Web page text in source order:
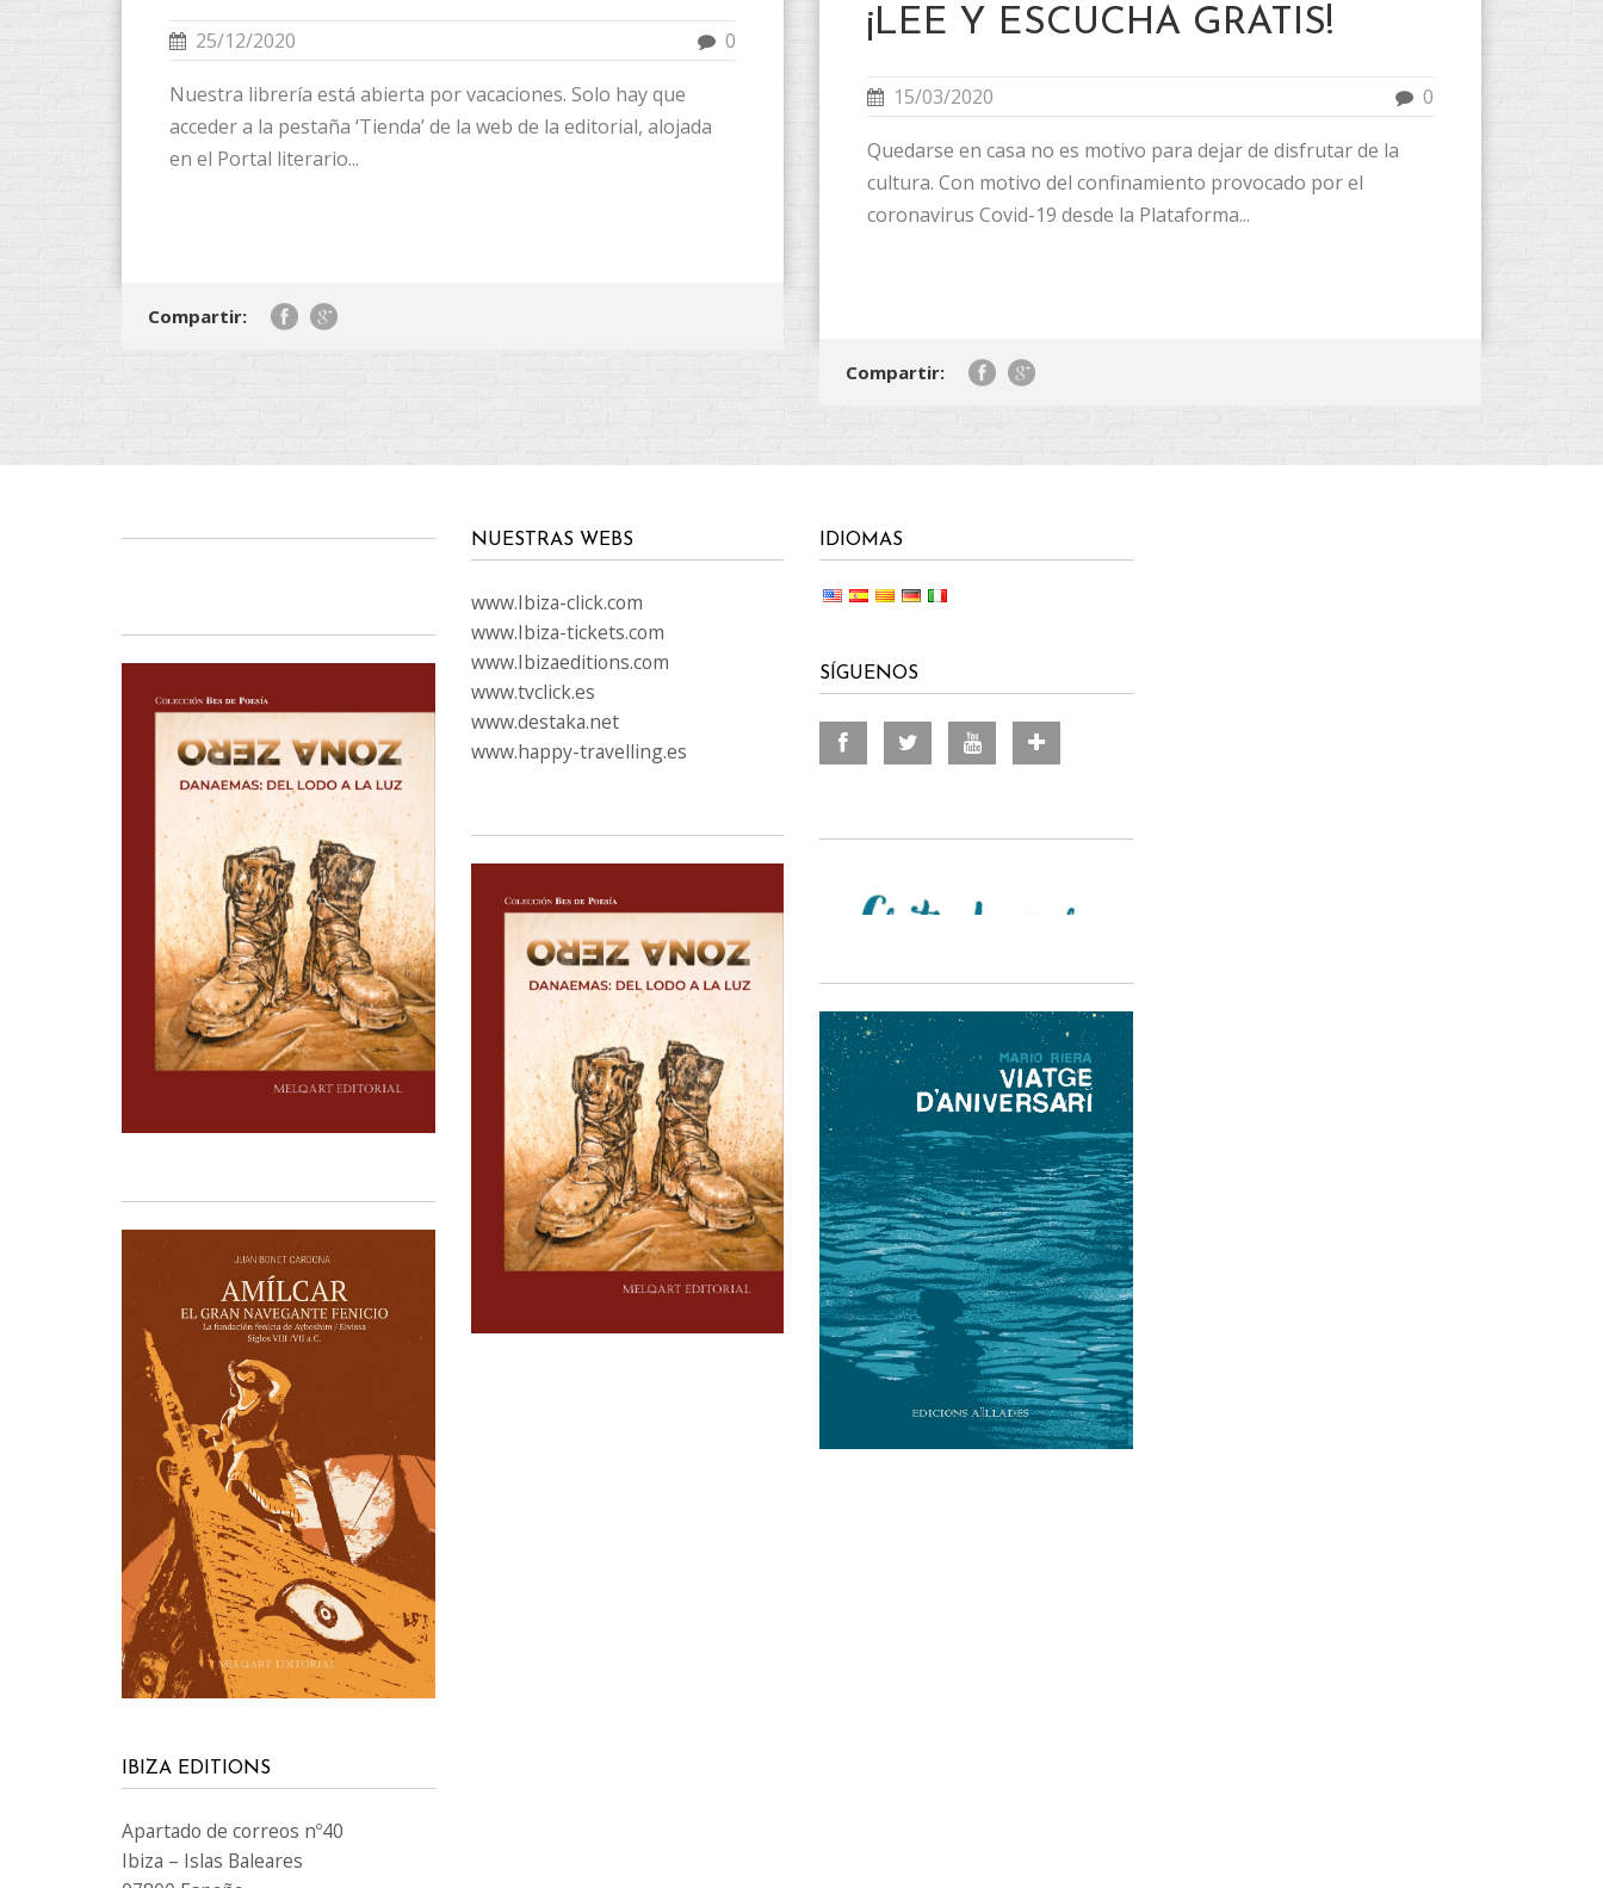
25/12/2020 0
Nuestra librería está abierta por vacaciones. Solo hay que
acceder a la pestaña ‘Tienda’ de la web de la editorial, alojada
en el Portal literario...
Compartir:
¡LEE Y ESCUCHA GRATIS!
15/03/2020 0
Quedarse en casa no es motivo para dejar de disfrutar de la
cultura. Con motivo del confinamiento provocado por el
coronavirus Covid-19 desde la Plataforma...
Compartir:
IBIZA EDITIONS
Apartado de correos nº40
Ibiza – Islas Baleares
NUESTRAS WEBS
www.Ibiza-click.com
www.Ibiza-tickets.com
www.Ibizaeditions.com
www.tvclick.es
www.destaka.net
www.happy-travelling.es
IDIOMAS
SÍGUENOS